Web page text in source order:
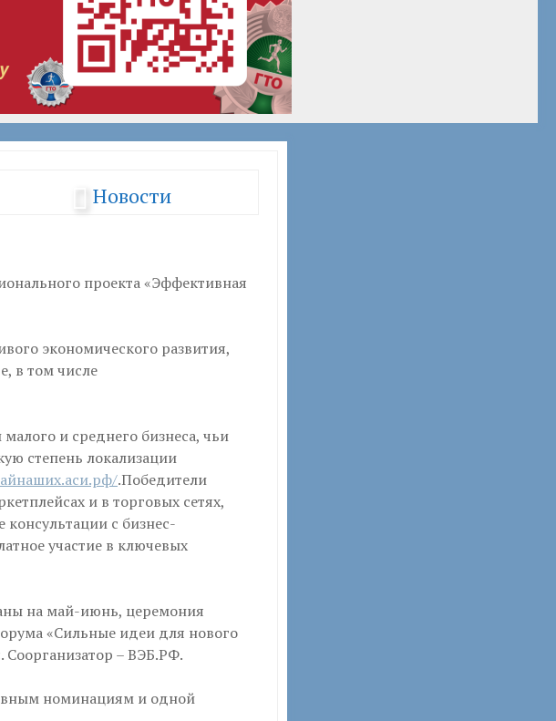
Новости
проекта «Эффективная
экономического развития,
в том числе
и среднего бизнеса, чьи
степень локализации
.Победители
и в торговых сетях,
с бизнес-
участие в ключевых
на май-июнь, церемония
«Сильные идеи для нового
– ВЭБ.РФ.
номинациям и одной